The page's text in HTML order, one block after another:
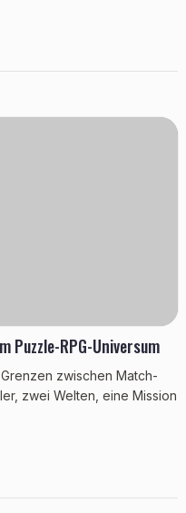
Puzzle-RPG-Universum
zwischen Match-
zwei Welten, eine Mission